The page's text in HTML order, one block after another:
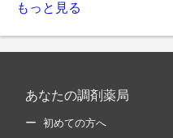
もっと見る
あなたの調剤薬局
初めての方へ